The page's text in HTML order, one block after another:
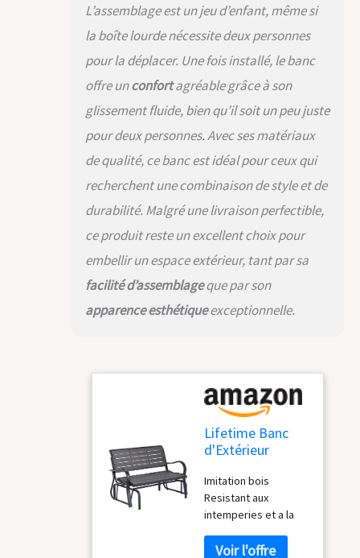
L’assemblage est un jeu d’enfant, même si
la boîte lourde nécessite deux personnes
pour la déplacer. Une fois installé, le banc
offre unconfortagréable grâce à son
glissement fluide, bien qu’il soit un peu juste
pour deux personnes. Avec ses matériaux
de qualité, ce banc est idéal pour ceux qui
recherchent une combinaison de style et de
durabilité. Malgré une livraison perfectible,
ce produit reste un excellent choix pour
embellir un espace extérieur, tant par sa
facilité d’assemblageque par son
apparence esthétiqueexceptionnelle.
Lifetime Banc
d'Extérieur
Balancelle PEHD,
Gris 60276
Imitation bois
Resistant aux
intemperies et a la